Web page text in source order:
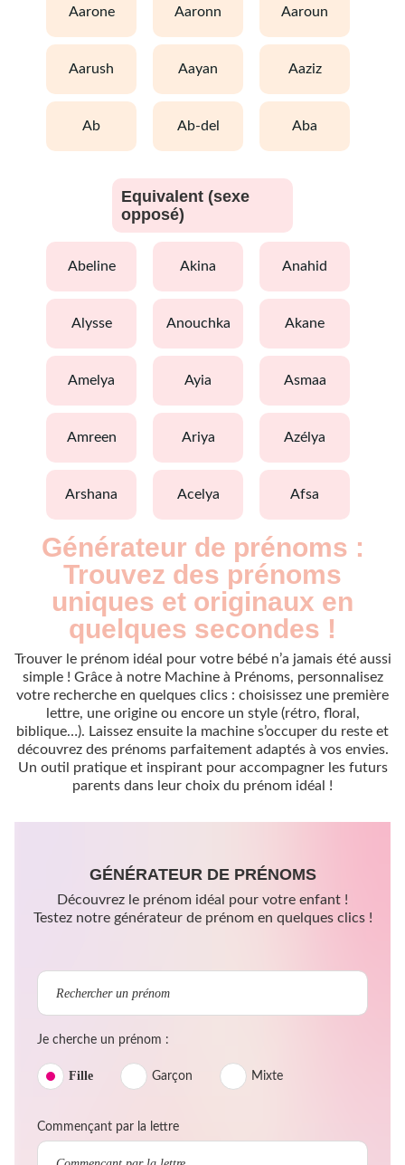
aarone aaronn aaroun
aarush aayan aaziz
ab ab-del aba
Equivalent (sexe
opposé)
abeline akina anahid
alysse anouchka akane
amelya ayia asmaa
amreen ariya azélya
arshana acelya afsa
Générateur de prénoms :
Trouvez des prénoms
uniques et originaux en
quelques secondes !
Trouver le prénom idéal pour votre bébé n’a jamais été aussi
simple ! Grâce à notre Machine à Prénoms, personnalisez
votre recherche en quelques clics : choisissez une première
lettre, une origine ou encore un style (rétro, floral,
biblique…). Laissez ensuite la machine s’occuper du reste et
découvrez des prénoms parfaitement adaptés à vos envies.
Un outil pratique et inspirant pour accompagner les futurs
parents dans leur choix du prénom idéal !
GÉNÉRATEUR DE PRÉNOMS
Découvrez le prénom idéal pour votre enfant !
Testez notre générateur de prénom en quelques clics !
Je cherche un prénom :
Fille Garçon Mixte
Commençant par la lettre